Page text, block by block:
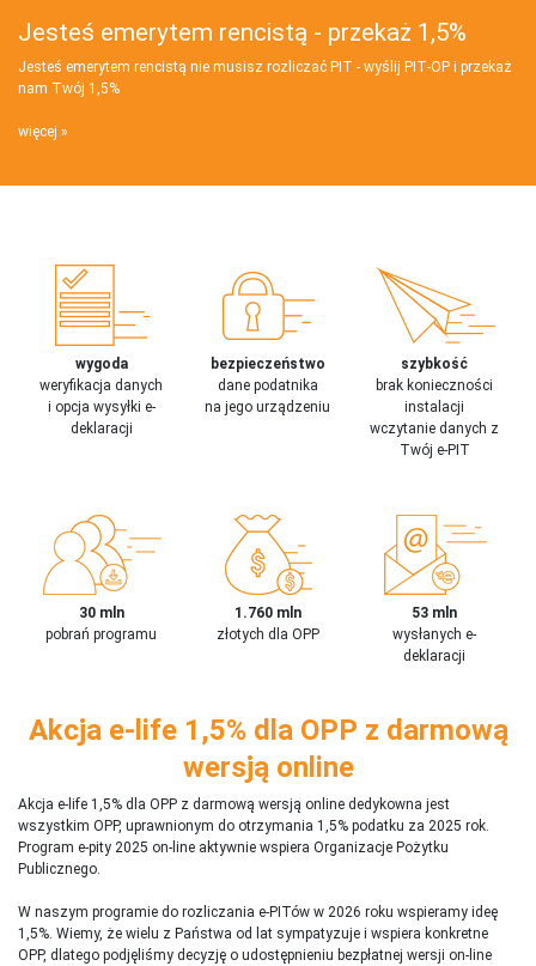
Jesteś emerytem rencistą - przekaż 1,5%
Jesteś emerytem rencistą nie musisz rozliczać PIT - wyślij PIT‑OP i przekaż
nam Twój 1,5%
więcej
wygoda
weryfikacja danych
i opcja wysyłki e-
deklaracji
bezpieczeństwo
dane podatnika
na jego urządzeniu
szybkość
brak konieczności
instalacji
wczytanie danych z
Twój e-PIT
30 mln
pobrań programu
1.760 mln
złotych dla OPP
53 mln
wysłanych e-
deklaracji
Akcja e-life 1,5% dla OPP z darmową
wersją online
Akcja e-life 1,5% dla OPP z darmową wersją online dedykowna jest
wszystkim OPP, uprawnionym do otrzymania 1,5% podatku za 2025 rok.
Program e-pity 2025 on-line aktywnie wspiera Organizacje Pożytku
Publicznego.
W naszym programie do rozliczania e-PITów w 2026 roku wspieramy ideę
1,5%. Wiemy, że wielu z Państwa od lat sympatyzuje i wspiera konkretne
OPP, dlatego podjęliśmy decyzję o udostępnieniu bezpłatnej wersji on-line